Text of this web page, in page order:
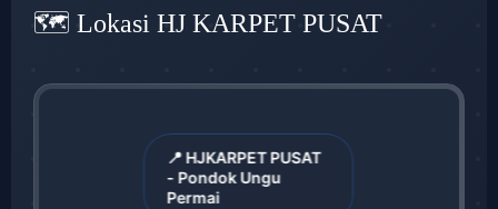
🗺️ Lokasi HJ KARPET PUSAT
📍 HJKARPET PUSAT
- Pondok Ungu
Permai